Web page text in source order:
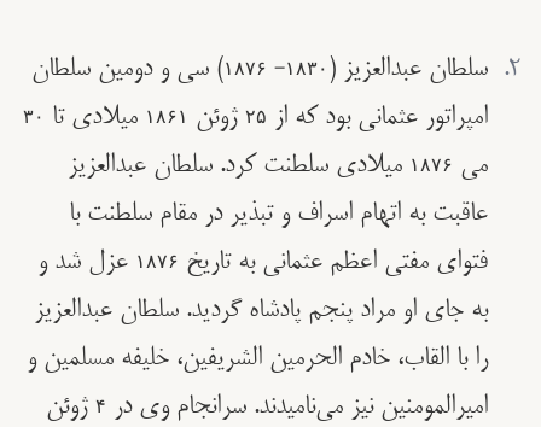
سلطان عبدالعزیز (۱۸۳۰– ۱۸۷۶) سی و دومین سلطان
امپراتور عثمانی بود که از ۲۵ ژوئن ۱۸۶۱ میلادی تا ۳۰
می ۱۸۷۶ میلادی سلطنت کرد. سلطان عبدالعزیز
عاقبت به اتهام اسراف و تبذیر در مقام سلطنت با
فتوای مفتی اعظم عثمانی به تاریخ ۱۸۷۶ عزل شد و
به جای او مراد پنجم پادشاه گردید. سلطان عبدالعزیز
را با القاب، خادم الحرمین الشریفین، خلیفه مسلمین و
امیرالمومنین نیز می‌نامیدند. سرانجام وی در ۴ ژوئن